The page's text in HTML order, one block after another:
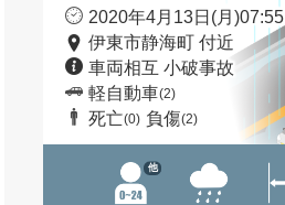
2020年4月13日(月)07:55
伊東市静海町 付近
車両相互 小破事故
軽自動車(2)
死亡(0) 負傷(2)
他